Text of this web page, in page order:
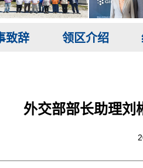
致辞 领区介绍
外交部部长助理刘